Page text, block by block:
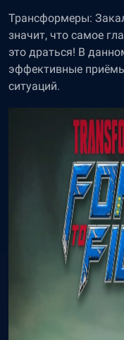
Трансформеры:
значит, что самое
это драться! В
эффективные
ситуаций.